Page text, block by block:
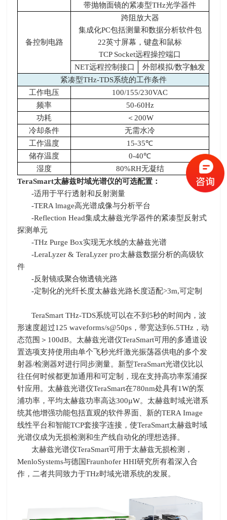
带抛物面镜的紧凑型THz光学器件
备控制电路
跨阻放大器
集成化PC包括测量和数据分析软件包
22英寸屏幕，键盘和鼠标
TCP Socket远程操控端口
NET远程控制接口
外部模拟/数字触发
紧凑型THz-TDS系统的工作条件
工作电压
100/155/230VAC
频率
50-60Hz
功耗
＜200W
冷却条件
无需水冷
工作温度
15-35℃
储存温度
0-40℃
湿度
80%RH无凝结
TeraSmart太赫兹时域光谱仪的可选配置：
-适用于平行透射和反射测量
-TERA lmage高光谱成像与分析平台
-Reflection Head集成太赫兹光学器件的紧凑型反射式
探测单元
-THz Purge Box实现无水线的太赫兹光谱
-LeraLyzer & TeraLyzer pro太赫兹数据分析的高级软
件
-反射镜或聚合物透镜光路
-定制化的光纤长度太赫兹光路长度适配>3m,可定制
TeraSmart THz-TDS系统可以在不到 5秒的时间内，波
形速度超过125 waveforms/s@50ps ，带宽达到6.5THz ，动
态范围＞ 100dB。太赫兹光谱仪TeraSmart可用的多通道设
置选项支持使用由单个飞秒光纤激光振荡器供电的多个发
射器/检测器对进行同步测量。新型TeraSmart光谱仪比以
往任何时候都更加通用和可定制，现在支持高功率泵浦探
针应用。太赫兹光谱仪TeraSmart在780nm处具有1W的泵
浦功率，平均太赫兹功率高达300µW。太赫兹时域光谱系
统其他增强功能包括直观的软件界面、新的TERA Image
线性平台和智能TCP套接字连接，使TeraSmart太赫兹时域
光谱仪成为无损检测和生产线自动化的理想选择。
太赫兹光谱仪TeraSmart可用于太赫兹无损检测，
MenloSystems与德国Fraunhofer HHI研究所有着深入合
作，二者共同致力于THz时域光谱系统的发展。